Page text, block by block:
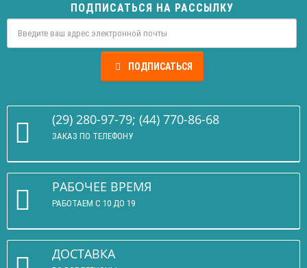
ПОДПИСАТЬСЯ НА РАССЫЛКУ
ПОДПИСАТЬСЯ
(29) 280-97-79; (44) 770-86-68
ЗАКАЗ ПО ТЕЛЕФОНУ
РАБОЧЕЕ ВРЕМЯ
РАБОТАЕМ С 10 ДО 19
ДОСТАВКА